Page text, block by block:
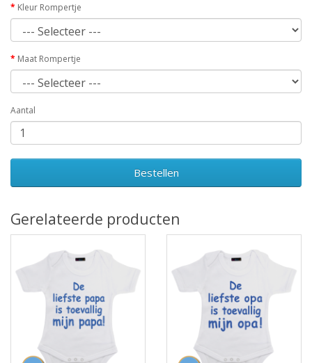
Kleur Rompertje
Maat Rompertje
Aantal
Bestellen
Gerelateerde producten